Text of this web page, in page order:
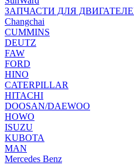
ЗАПЧАСТИ ДЛЯ
Changchai
CUMMINS
DEUTZ
FAW
FORD
HINO
CATERPILLAR
HITACHI
DOOSAN/DAEWOO
HOWO
ISUZU
KUBOTA
MAN
Mercedes Benz